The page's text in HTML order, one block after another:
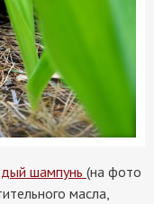
шампунь (на фото
масла,